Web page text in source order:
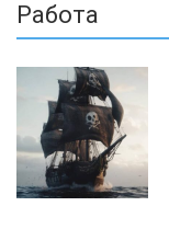
Работа